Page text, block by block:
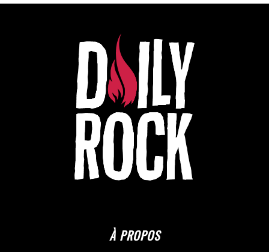
À PROPOS